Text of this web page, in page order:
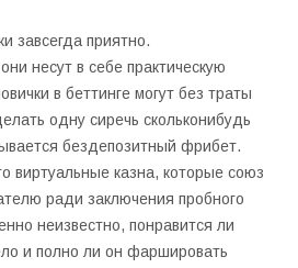
завсегда приятно.
несут в себе практическую
в беттинге могут без траты
одну сиречь скольконибудь
бездепозитный фрибет.
виртуальные казна, которые союз
ради заключения пробного
неизвестно, понравится ли
и полно ли он фаршировать